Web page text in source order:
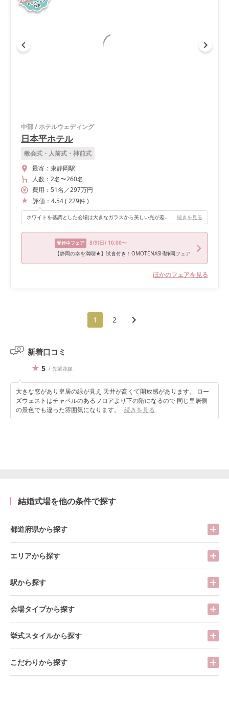
中部/ホテルウェディング
日本平ホテル
教会式・人前式・神前式
最寄： 東静岡駅
人数： 2名〜260名
費用： 51名 ／297万円
評価： 4.54( 229件)
ホワイトを基調とした会場は大きなガラスから美しい光が差し込みます。シンプルで華やかな会場です。 続きを見る
受付中フェア 8/9(日) 10:00〜
【静岡の幸を満喫★】試食付き！OMOTENASHI静岡フェア
ほかのフェアを見る
1 2
新着口コミ
5 / 先輩花嫁
大きな窓があり皇居の緑が見え 天井が高くて開放感があります。 ロー
ズウェストはチャペルのあるフロアより下の階になるので 同じ皇居側
の景色でも違った雰囲気になります。
続きを見る
結婚式場を他の条件で探す
都道府県から探す
エリアから探す
駅から探す
会場タイプから探す
挙式スタイルから探す
こだわりから探す